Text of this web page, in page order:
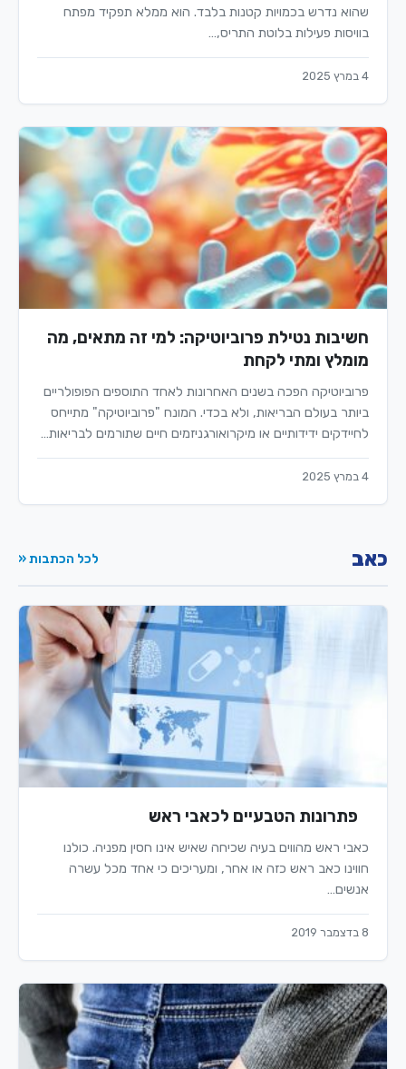
שהוא נדרש בכמויות קטנות בלבד. הוא ממלא תפקיד מפתח
בוויסות פעילות בלוטת התריס,…
4 במרץ 2025
חשיבות נטילת פרוביוטיקה: למי זה מתאים, מה
מומלץ ומתי לקחת
פרוביוטיקה הפכה בשנים האחרונות לאחד התוספים הפופולריים
ביותר בעולם הבריאות, ולא בכדי. המונח "פרוביוטיקה" מתייחס
לחיידקים ידידותיים או מיקרואורגניזמים חיים שתורמים לבריאות…
4 במרץ 2025
כאב לכל הכתבות «
פתרונות הטבעיים לכאבי ראש
כאבי ראש מהווים בעיה שכיחה שאיש אינו חסין מפניה. כולנו
חווינו כאב ראש כזה או אחר, ומעריכים כי אחד מכל עשרה
אנשים…
8 בדצמבר 2019